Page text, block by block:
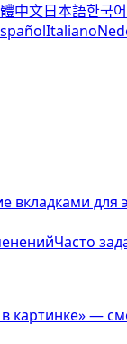
中文日本語한국어
Italiano
вкладками для
Часто
картинке» —